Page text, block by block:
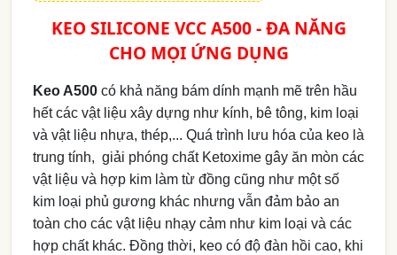
KEO SILICONE VCC A500 - ĐA NĂNG
CHO MỌI ỨNG DỤNG
Keo A500 có khả năng bám dính mạnh mẽ trên hầu
hết các vật liệu xây dựng như kính, bê tông, kim loại
và vật liệu nhựa, thép,... Quá trình lưu hóa của keo là
trung tính, giải phóng chất Ketoxime gây ăn mòn các
vật liệu và hợp kim làm từ đồng cũng như một số
kim loại phủ gương khác nhưng vẫn đảm bảo an
toàn cho các vật liệu nhạy cảm như kim loại và các
hợp chất khác. Đồng thời, keo có độ đàn hồi cao, khi